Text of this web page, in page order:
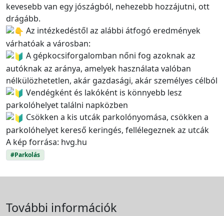
kevesebb van egy jószágból, nehezebb hozzájutni, ott
drágább.
Az intézkedéstől az alábbi átfogó eredmények
várhatóak a városban:
A gépkocsiforgalomban nőni fog azoknak az
autóknak az aránya, amelyek használata valóban
nélkülözhetetlen, akár gazdasági, akár személyes célból
Vendégként és lakóként is könnyebb lesz
parkolóhelyet találni napközben
Csökken a kis utcák parkolónyomása, csökken a
parkolóhelyet kereső keringés, fellélegeznek az utcák
A kép forrása: hvg.hu
#Parkolás
További információk